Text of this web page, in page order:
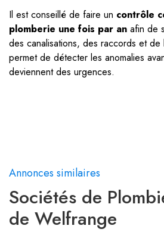
Il est conseillé de faire un contrôle
plomberie une fois par an afin de
des canalisations, des raccords et
permet de détecter les anomalies
deviennent des urgences.
Annonces similaires
Sociétés de
de Welfrange